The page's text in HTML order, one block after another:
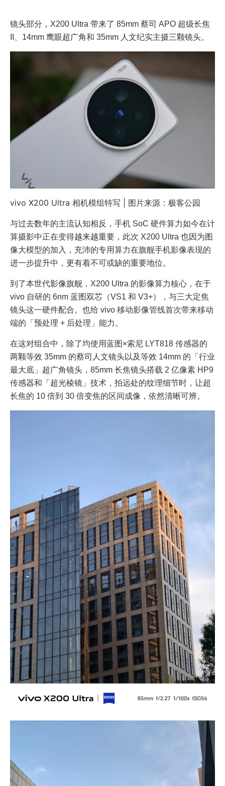
镜头部分，X200 Ultra 带来了 85mm 蔡司 APO 超级长焦
II、14mm 鹰眼超广角和 35mm 人文纪实主摄三颗镜头。
vivo X200 Ultra 相机模组特写 | 图片来源：极客公园
与过去数年的主流认知相反，手机 SoC 硬件算力如今在计
算摄影中正在变得越来越重要，此次 X200 Ultra 也因为图
像大模型的加入，充沛的专用算力在旗舰手机影像表现的
进一步提升中，更有着不可或缺的重要地位。
到了本世代影像旗舰，X200 Ultra 的影像算力核心，在于
vivo 自研的 6nm 蓝图双芯（VS1 和 V3+），与三大定焦
镜头这一硬件配合。也给 vivo 移动影像管线首次带来移动
端的「预处理 + 后处理」能力。
在这对组合中，除了均使用蓝图×索尼 LYT818 传感器的
两颗等效 35mm 的蔡司人文镜头以及等效 14mm 的「行业
最大底」超广角镜头，85mm 长焦镜头搭载 2 亿像素 HP9
传感器和「超光棱镜」技术，拍远处的纹理细节时，让超
长焦的 10 倍到 30 倍变焦的区间成像，依然清晰可辨。